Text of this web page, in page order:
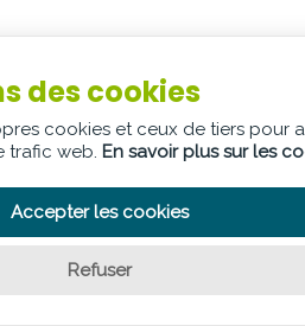
des cookies
cookies et ceux de tiers pour
trafic web. En savoir plus sur les
Accepter les cookies
Refuser